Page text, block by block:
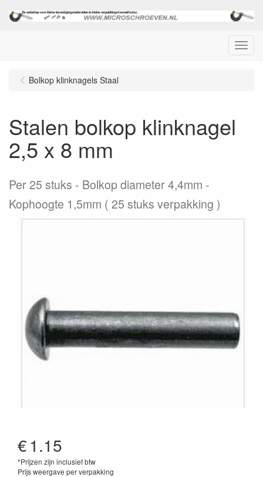
Menu
Bolkop klinknagels Staal
Stalen bolkop klinknagel
2,5 x 8 mm
Per 25 stuks
Bolkop diameter 4,4mm -
Kophoogte 1,5mm ( 25 stuks verpakking )
€1.15
*Prijzen zijn inclusief btw
Prijs weergave per verpakking